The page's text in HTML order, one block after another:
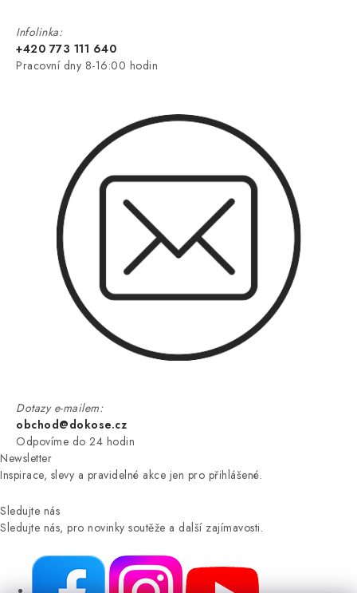
Infolinka:
+420 773 111 640
Pracovní dny 8-16:00 hodin
Dotazy e-mailem:
obchod@dokose.cz
Odpovíme do 24 hodin
Newsletter
Inspirace, slevy a pravidelné akce jen pro přihlášené.
Sledujte nás
Sledujte nás, pro novinky soutěže a další zajímavosti.